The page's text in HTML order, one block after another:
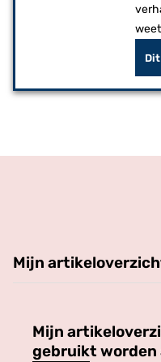
Mijn
Mijn
gebruikt worden